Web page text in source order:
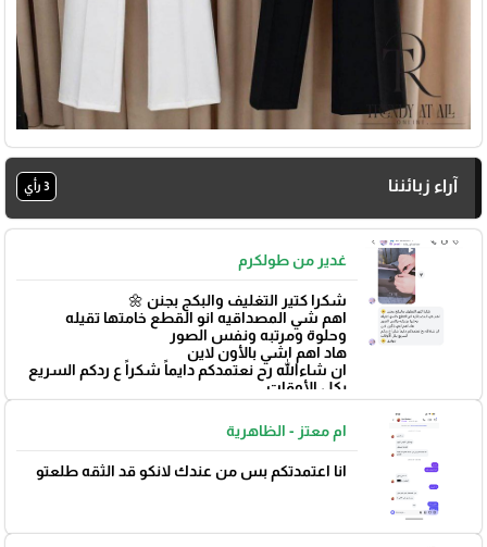
آراء زبائننا 3 رأي
غدير من طولكرم
شكرا كتير التغليف والبكج بجنن 🌼
اهم شي المصداقيه انو القطع خامتها تقيله
وحلوة ومرتبه ونفس الصور
هاد اهم اشي بالأون لاين
ان شاءالله رح نعتمدكم دايماً شكراً ع ردكم السريع
بكل الأوقات
بتوفيق 🌼
ام معتز - الظاهرية
انا اعتمدتكم بس من عندك لانكو قد الثقه طلعتو